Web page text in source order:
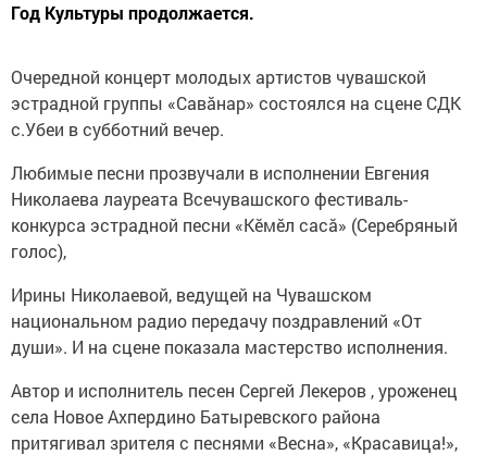
Год Культуры продолжается.
Очередной концерт молодых артистов чувашской
эстрадной группы «Савăнар» состоялся на сцене СДК
с.Убеи в субботний вечер.
Любимые песни прозвучали в исполнении Евгения
Николаева лауреата Всечувашского фестиваль-
конкурса эстрадной песни «Кĕмĕл сасă» (Серебряный
голос),
Ирины Николаевой, ведущей на Чувашском
национальном радио передачу поздравлений «От
души». И на сцене показала мастерство исполнения.
Автор и исполнитель песен Сергей Лекеров , уроженец
села Новое Ахпердино Батыревского района
притягивал зрителя с песнями «Весна», «Красавица!»,